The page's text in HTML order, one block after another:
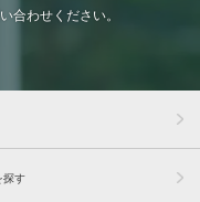
合わせください。
探す